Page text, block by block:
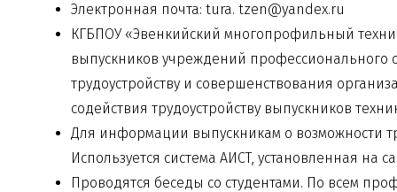
Электронная почта: tura. tzen@yandex.ru
КГБПОУ «Эвенкийский многопрофильный
выпускников учреждений
трудоустройству и совершенствования
содействия трудоустройству выпускников
Для информации выпускникам о возможности
Используется система АИСТ, установленная
Проводятся беседы со студентами. По всем